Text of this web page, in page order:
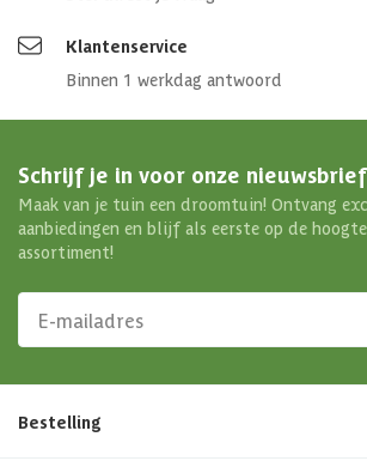
Klantenservice
Binnen 1 werkdag antwoord
Schrijf je in voor onze nieuwsbrief
Maak van je tuin een droomtuin! Ontvang
aanbiedingen en blijf als eerste op de
assortiment!
Bestelling